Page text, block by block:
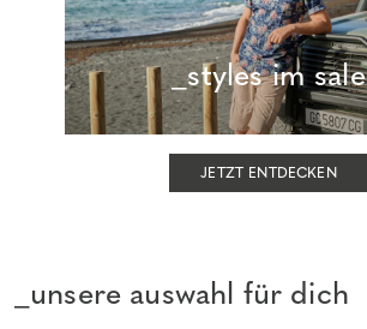
_styles im sale
JETZT ENTDECKEN
_unsere auswahl für dich